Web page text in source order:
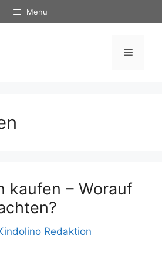
Menu
Menü
kaufen – Worauf
Redaktion